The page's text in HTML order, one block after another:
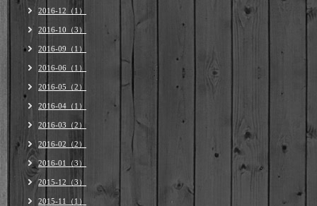
2016-12（1）
2016-10（3）
2016-09（1）
2016-06（1）
2016-05（2）
2016-04（1）
2016-03（2）
2016-02（2）
2016-01（3）
2015-12（3）
2015-11（1）